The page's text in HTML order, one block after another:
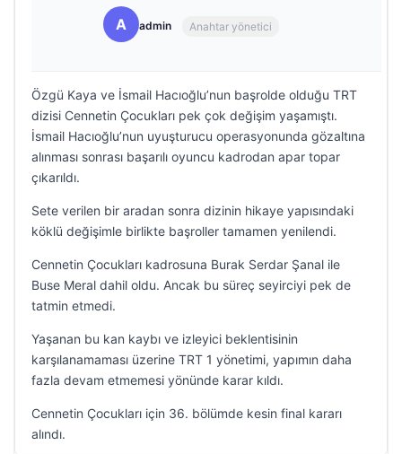
A admin Anahtar yönetici
Özgü Kaya ve İsmail Hacıoğlu’nun başrolde olduğu TRT
dizisi Cennetin Çocukları pek çok değişim yaşamıştı.
İsmail Hacıoğlu’nun uyuşturucu operasyonunda gözaltına
alınması sonrası başarılı oyuncu kadrodan apar topar
çıkarıldı.
Sete verilen bir aradan sonra dizinin hikaye yapısındaki
köklü değişimle birlikte başroller tamamen yenilendi.
Cennetin Çocukları kadrosuna Burak Serdar Şanal ile
Buse Meral dahil oldu. Ancak bu süreç seyirciyi pek de
tatmin etmedi.
Yaşanan bu kan kaybı ve izleyici beklentisinin
karşılanamaması üzerine TRT 1 yönetimi, yapımın daha
fazla devam etmemesi yönünde karar kıldı.
Cennetin Çocukları için 36. bölümde kesin final kararı
alındı.